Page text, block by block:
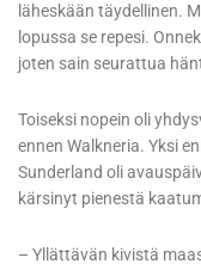
läheskään täydellinen.
lopussa se repesi.
joten sain seurattua
Toiseksi nopein oli
ennen Walkneria. Yksi
Sunderland oli
kärsinyt pienestä
– Yllättävän kivistä